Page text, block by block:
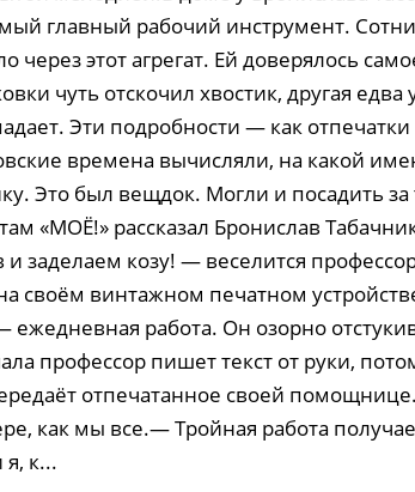
главный рабочий инструмент.
через этот агрегат. Ей доверялось
чуть отскочил хвостик, другая
Эти подробности — как
времена вычисляли, на какой
Это был вещдок. Могли и посадить
«МОЁ!» рассказал Бронислав
и заделаем козу! — веселится
своём винтажном печатном
ежедневная работа. Он озорно
профессор пишет текст от руки,
отпечатанное своей
как мы все.— Тройная работа
я, к...